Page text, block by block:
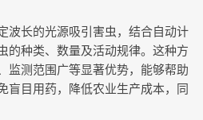
波长的光源吸引害虫，结合自动计
的种类、数量及活动规律。这种方
监测范围广等显著优势，能够帮助
盲目用药，降低农业生产成本，同